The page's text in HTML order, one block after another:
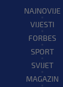
NAJNOVIJE
VIJESTI
FORBES
SPORT
SVIJET
MAGAZIN